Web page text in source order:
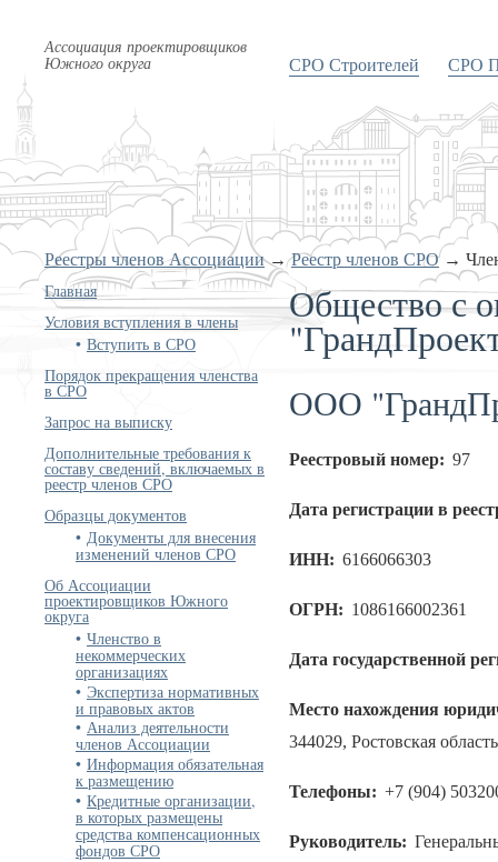
Ассоциация проектировщиков
Южного округа СРО Строителей СРО
Реестры членов Ассоциации→Реестр членов СРО→
Главная
Условия вступления в члены
Вступить в СРО
Порядок прекращения членства
в СРО
Запрос на выписку
Дополнительные требования к
составу сведений, включаемых в
реестр членов СРО
Образцы документов
Документы для внесения
изменений членов СРО
Об Ассоциации
проектировщиков Южного
округа
Членство в
некоммерческих
организациях
Экспертиза нормативных
и правовых актов
Анализ деятельности
членов Ассоциации
Информация обязательная
к размещению
Кредитные организации,
в которых размещены
средства компенсационных
фондов СРО
Общество с
ООО
Реестровый номер: 97
Дата регистрации в
ИНН: 6166066303
ОГРН: 1086166002361
Дата государственной
Место нахождения
344029, Ростовская
Телефоны: +7 (904)
Руководитель: